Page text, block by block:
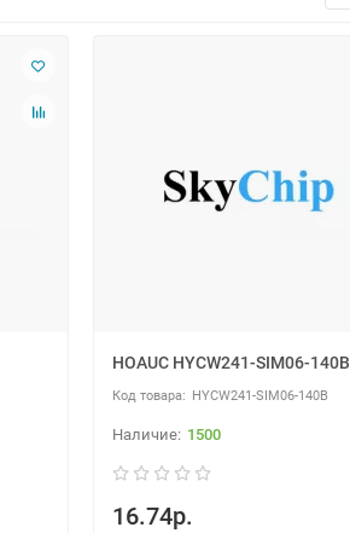
HOAUC HYCW241-SIM06-140B
HYCW241-SIM06-140B
1500
16.74р.